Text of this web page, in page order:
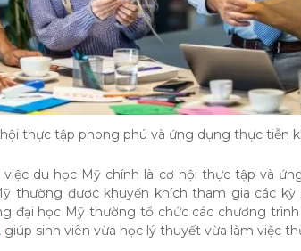
thực tập phong phú và ứng dụng thực tiễn
việc du học Mỹ chính là cơ hội thực tập và
thường được khuyến khích tham gia các
đại học Mỹ thường tổ chức các chương
giúp sinh viên vừa học lý thuyết vừa làm việc